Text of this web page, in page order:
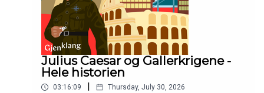
Julius Caesar og Gallerkrigene -
Hele historien
03:16:09 | Thursday, July 30, 2026